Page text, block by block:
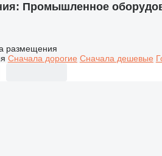
Промышленное
размещения
Сначала дорогие Сначала дешевые